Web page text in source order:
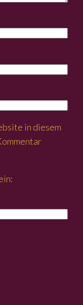
in diesem